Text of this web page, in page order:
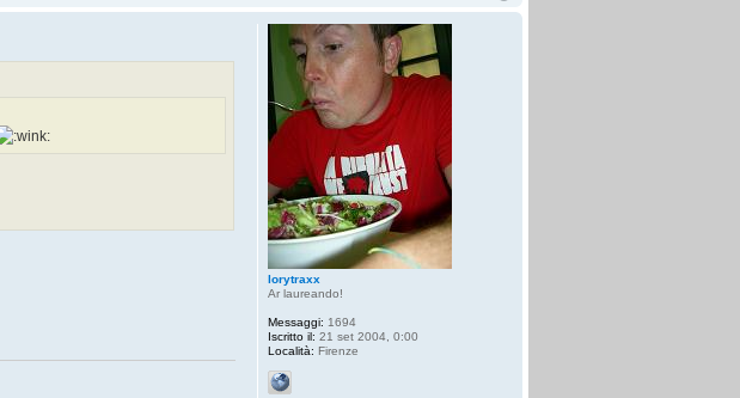
lorytraxx
Ar laureando!
Messaggi: 1694
Iscritto il: 21 set 2004, 0:00
Località: Firenze